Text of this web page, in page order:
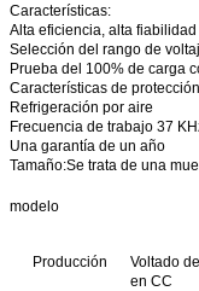
Características:
Alta eficiencia, alta fiabilidad
Selección del rango de
Prueba del 100% de carga
Características de
Refrigeración por aire
Frecuencia de trabajo 37
Una garantía de un año
Tamaño:Se trata de una
modelo
Producción
Voltado
en CC